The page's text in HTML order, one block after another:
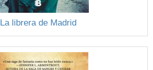
La librera de Madrid